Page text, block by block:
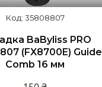
35808807
BaByliss PRO
(FX8700E) Guide
Comb 16 мм